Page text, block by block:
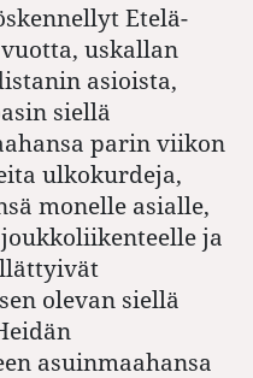
Etelä-
uskallan
asioista,
siellä
parin viikon
ulkokurdeja,
monelle asialle,
ja
olevan siellä
asuinmaahansa